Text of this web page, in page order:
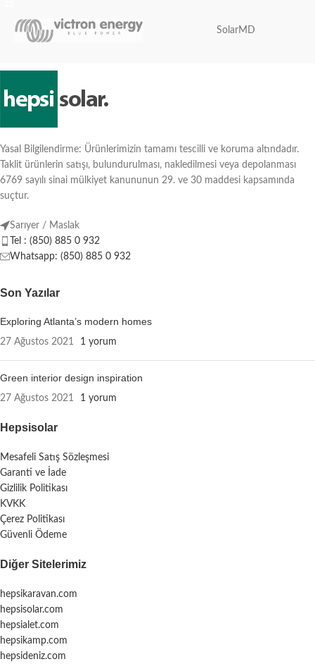
SolarMD
Yasal Bilgilendirme: Ürünlerimizin tamamı tescilli ve koruma altındadır.
Taklit ürünlerin satışı, bulundurulması, nakledilmesi veya depolanması
6769 sayılı sinai mülkiyet kanununun 29. ve 30 maddesi kapsamında
suçtur.
Sarıyer / Maslak
Tel : (850) 885 0 932
Whatsapp: (850) 885 0 932
Son Yazılar
Exploring Atlanta’s modern homes
27 Ağustos 2021 1 yorum
Green interior design inspiration
27 Ağustos 2021 1 yorum
Hepsisolar
Mesafeli Satış Sözleşmesi
Garanti ve İade
Gizlilik Politikası
KVKK
Çerez Politikası
Güvenli Ödeme
Diğer Sitelerimiz
hepsikaravan.com
hepsisolar.com
hepsialet.com
hepsikamp.com
hepsideniz.com